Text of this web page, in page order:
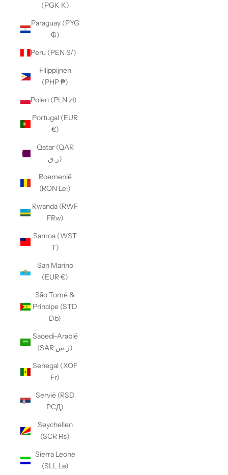
(PGK K)
Paraguay (PYG
₲)
Peru (PEN S/)
Filippijnen
(PHP ₱)
Polen (PLN zł)
Portugal (EUR
€)
Qatar (QAR
ر.ق)
Roemenië
(RON Lei)
Rwanda (RWF
FRw)
Samoa (WST
T)
San Marino
(EUR €)
São Tomé &
Príncipe (STD
Db)
Saoedi-Arabië
(SAR ر.س)
Senegal (XOF
Fr)
Servië (RSD
РСД)
Seychellen
(SCR ₨)
Sierra Leone
(SLL Le)